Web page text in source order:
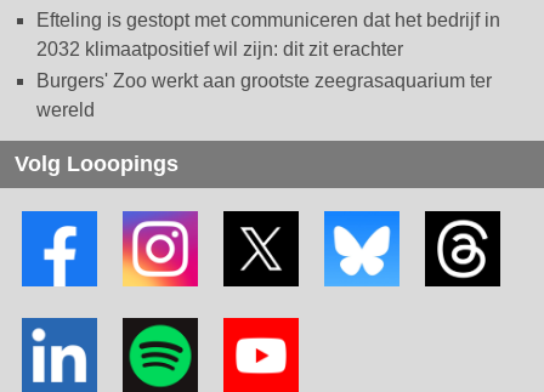
Efteling is gestopt met communiceren dat het bedrijf in
2032 klimaatpositief wil zijn: dit zit erachter
Burgers' Zoo werkt aan grootste zeegrasaquarium ter
wereld
Volg Looopings